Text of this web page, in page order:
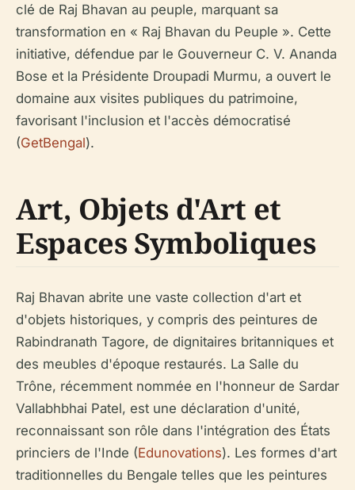
clé de Raj Bhavan au peuple, marquant sa
transformation en « Raj Bhavan du Peuple ». Cette
initiative, défendue par le Gouverneur C. V. Ananda
Bose et la Présidente Droupadi Murmu, a ouvert le
domaine aux visites publiques du patrimoine,
favorisant l'inclusion et l'accès démocratisé
(GetBengal).
Art, Objets d'Art et
Espaces Symboliques
Raj Bhavan abrite une vaste collection d'art et
d'objets historiques, y compris des peintures de
Rabindranath Tagore, de dignitaires britanniques et
des meubles d'époque restaurés. La Salle du
Trône, récemment nommée en l'honneur de Sardar
Vallabhbhai Patel, est une déclaration d'unité,
reconnaissant son rôle dans l'intégration des États
princiers de l'Inde (Edunovations). Les formes d'art
traditionnelles du Bengale telles que les peintures